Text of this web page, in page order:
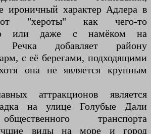
ироничный характер Адлера в
"хероты" как чего-то
или даже с намёком на
Речка добавляет району
с её берегами, подходящими
она не является крупным
аттракционов является
на улице Голубые Дали
транспорта
виды на море и город